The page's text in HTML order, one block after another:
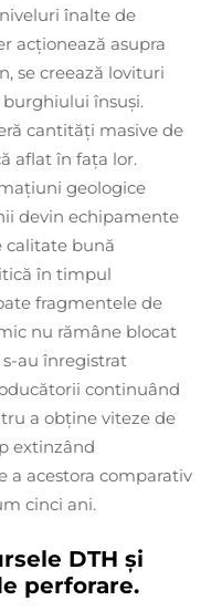
înalte de
acționează asupra
se creează lovituri
însuși.
cantități masive de
aflat în fața lor.
geologice
devin echipamente
calitate bună
în timpul
fragmentele de
nu rămâne blocat
au înregistrat
continuând
a obține viteze de
extinzând
a acestora comparativ
cinci ani.
DTH și
perforare.